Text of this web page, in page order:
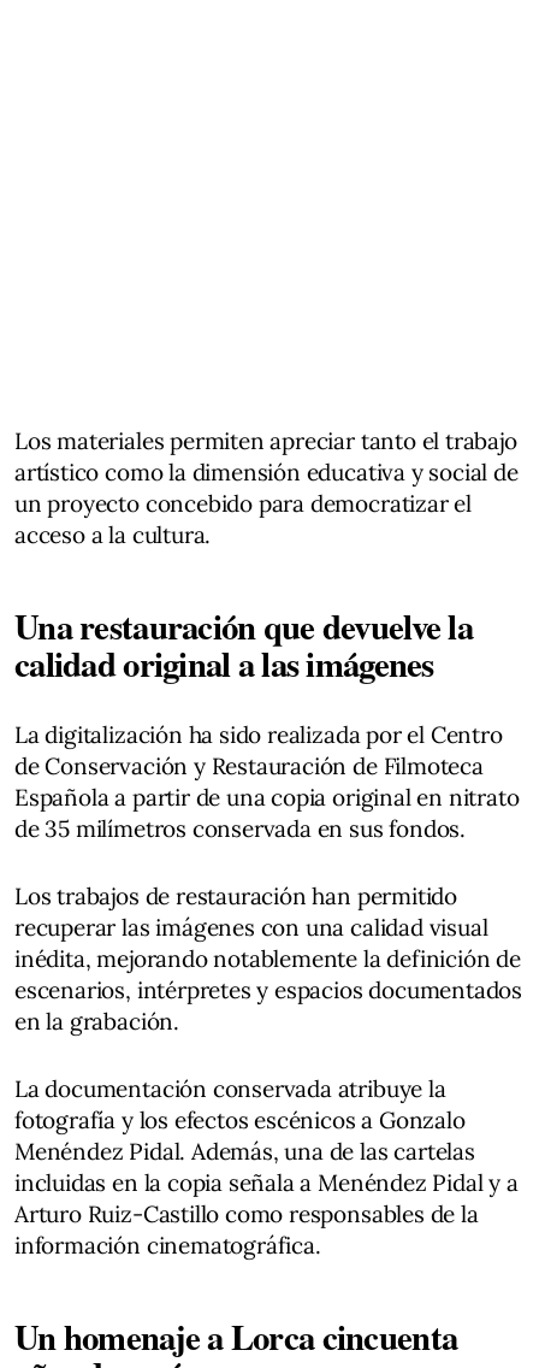
Los materiales permiten apreciar tanto el trabajo
artístico como la dimensión educativa y social de
un proyecto concebido para democratizar el
acceso a la cultura.
Una restauración que devuelve la
calidad original a las imágenes
La digitalización ha sido realizada por el Centro
de Conservación y Restauración de Filmoteca
Española a partir de una copia original en nitrato
de 35 milímetros conservada en sus fondos.
Los trabajos de restauración han permitido
recuperar las imágenes con una calidad visual
inédita, mejorando notablemente la definición de
escenarios, intérpretes y espacios documentados
en la grabación.
La documentación conservada atribuye la
fotografía y los efectos escénicos a Gonzalo
Menéndez Pidal. Además, una de las cartelas
incluidas en la copia señala a Menéndez Pidal y a
Arturo Ruiz-Castillo como responsables de la
información cinematográfica.
Un homenaje a Lorca cincuenta